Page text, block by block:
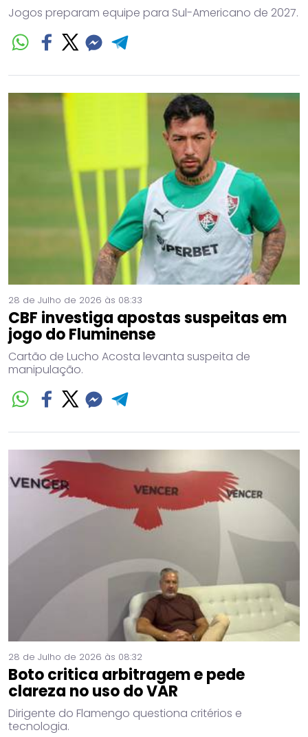
Jogos preparam equipe para Sul-Americano de 2027.
28 de Julho de 2026 às 08:33
CBF investiga apostas suspeitas em
jogo do Fluminense
Cartão de Lucho Acosta levanta suspeita de
manipulação.
28 de Julho de 2026 às 08:32
Boto critica arbitragem e pede
clareza no uso do VAR
Dirigente do Flamengo questiona critérios e
tecnologia.